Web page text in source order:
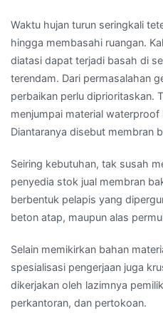
12
90
70
05
00|081
290
700
Waktu hujan turun seringkali
hingga membasahi ruangan.
diatasi dapat terjadi basah di
terendam. Dari permasalahan
perbaikan perlu diprioritaskan.
menjumpai material
Diantaranya disebut membran
Seiring kebutuhan, tak susah
penyedia stok jual membran
berbentuk pelapis yang
beton atap, maupun alas
Selain memikirkan bahan
spesialisasi pengerjaan juga
dikerjakan oleh lazimnya
perkantoran, dan pertokoan.